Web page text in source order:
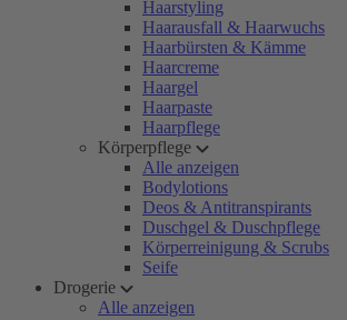
Haarstyling
Haarausfall & Haarwuchs
Haarbürsten & Kämme
Haarcreme
Haargel
Haarpaste
Haarpflege
Körperpflege
Alle anzeigen
Bodylotions
Deos & Antitranspirants
Duschgel & Duschpflege
Körperreinigung & Scrubs
Seife
Drogerie
Alle anzeigen